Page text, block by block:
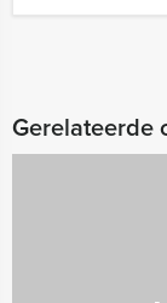
Gerelateerde